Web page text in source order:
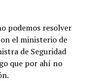
podemos resolver
el ministerio de
de Seguridad
que por ahí no